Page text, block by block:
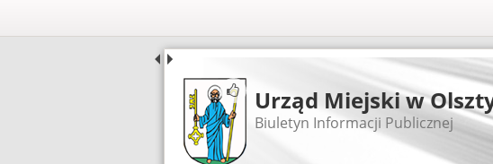
UDOSTĘPNIJ
Urząd Miejski w
Biuletyn Informacji Publicznej